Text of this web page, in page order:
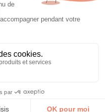
| Mentions légales
Cookies